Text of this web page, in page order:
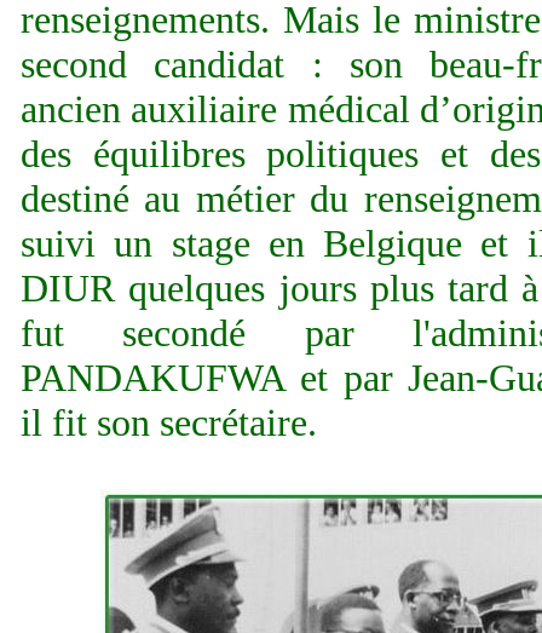
renseignements. Mais le
second candidat : son beau-
ancien auxiliaire médical
des équilibres politiques et
destiné au métier du
suivi un stage en Belgique et
DIUR quelques jours plus tard
fut secondé par
PANDAKUFWA et par Jean-
il fit son secrétaire.